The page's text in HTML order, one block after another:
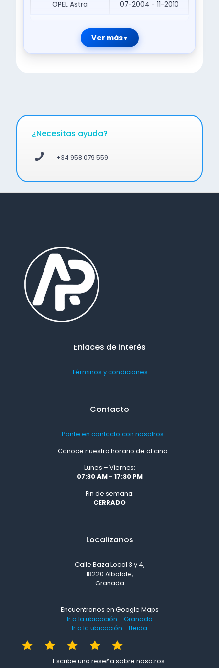
OPEL Astra 07-2004 - 11-2010
Ver más
¿Necesitas ayuda?
+34 958 079 559
Enlaces de interés
Términos y condiciones
Contacto
Ponte en contacto con nosotros
Conoce nuestro horario de oficina
Lunes – Viernes:
07:30 AM - 17:30 PM
Fin de semana:
CERRADO
Localízanos
Calle Baza Local 3 y 4,
18220 Albolote,
Granada
Encuentranos en Google Maps
Ir a la ubicación - Granada
Ir a la ubicación - Lleida
Escribe una reseña sobre nosotros.